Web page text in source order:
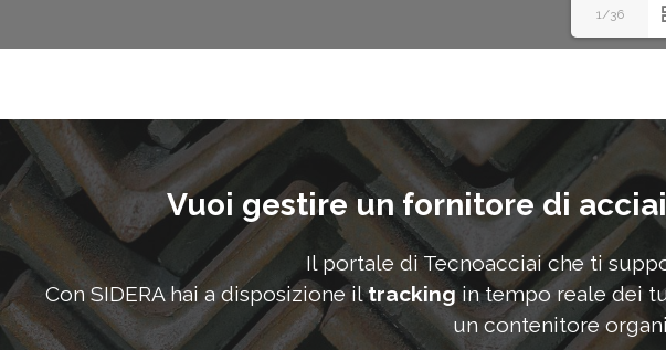
1/36
Vuoi gestire un fornitore di
Il portale di Tecnoacciai che ti
Con SIDERA hai a disposizione iltrackingin tempo reale dei
un contenitore